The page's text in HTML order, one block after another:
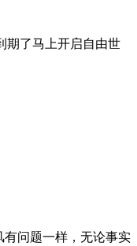
期了马上开启自由世
问题一样，无论事实